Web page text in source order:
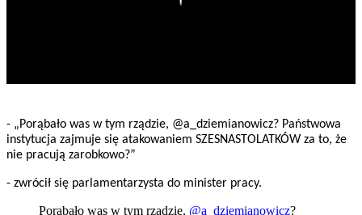
- „Porąbało was w tym rządzie, @a_dziemianowicz? Państwowa
instytucja zajmuje się atakowaniem SZESNASTOLATKÓW za to, że
nie pracują zarobkowo?”
- zwrócił się parlamentarzysta do minister pracy.
Porąbało was w tym rządzie, @a_dziemianowicz?